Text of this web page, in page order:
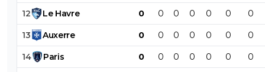
12 Le Havre 0 0 0 0 0 0 0
13 Auxerre 0 0 0 0 0 0 0
14 Paris 0 0 0 0 0 0 0